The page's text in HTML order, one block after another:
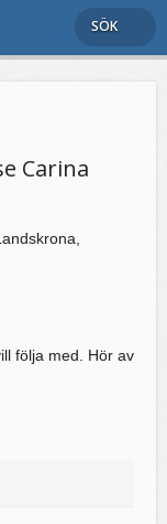
SÖK
Carina
följa med. Hör av